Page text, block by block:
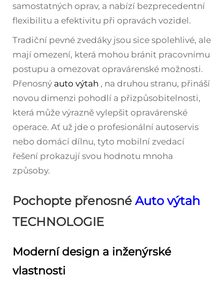
samostatných oprav, a nabízí bezprecedentní
flexibilitu a efektivitu při opravách vozidel.
Tradiční pevné zvedáky jsou sice spolehlivé, ale
mají omezení, která mohou bránit pracovnímu
postupu a omezovat opravárenské možnosti.
Přenosný auto výtah , na druhou stranu, přináší
novou dimenzi pohodlí a přizpůsobitelnosti,
která může výrazně vylepšit opravárenské
operace. Ať už jde o profesionální autoservis
nebo domácí dílnu, tyto mobilní zvedací
řešení prokazují svou hodnotu mnoha
způsoby.
Pochopte přenosné Auto výtah
TECHNOLOGIE
Moderní design a inženýrské
vlastnosti